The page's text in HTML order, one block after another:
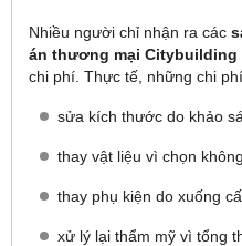
Nhiều người chỉ nhận ra các
án thương mại Citybuilding
chi phí. Thực tế, những chi
sửa kích thước do khảo
thay vật liệu vì chọn
thay phụ kiện do xuống
xử lý lại thẩm mỹ vì tổng